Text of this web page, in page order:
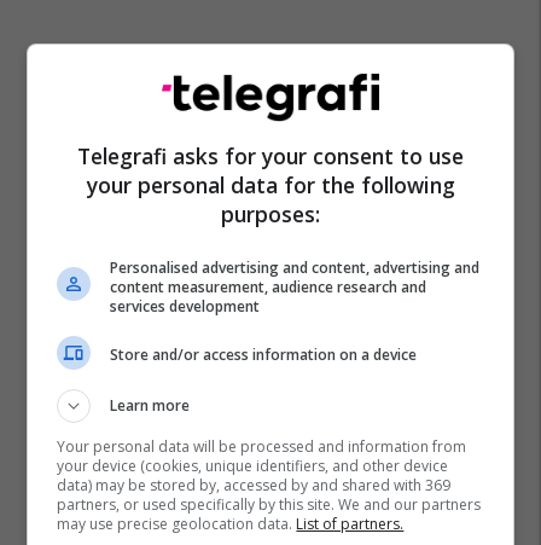
Telegrafi asks for your consent to use
your personal data for the following
purposes:
Personalised advertising and content, advertising and
content measurement, audience research and
services development
Store and/or access information on a device
Learn more
Your personal data will be processed and information from
your device (cookies, unique identifiers, and other device
data) may be stored by, accessed by and shared with 369
partners, or used specifically by this site. We and our partners
may use precise geolocation data. List of partners.